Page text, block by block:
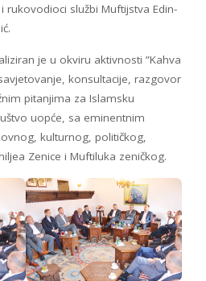
rukovodioci službi Muftijstva Edin-
je u okviru aktivnosti ”Kahva
konsultacije, razgovor
pitanjima za Islamsku
uopće, sa eminentnim
kulturnog, političkog,
Zenice i Muftiluka zeničkog.